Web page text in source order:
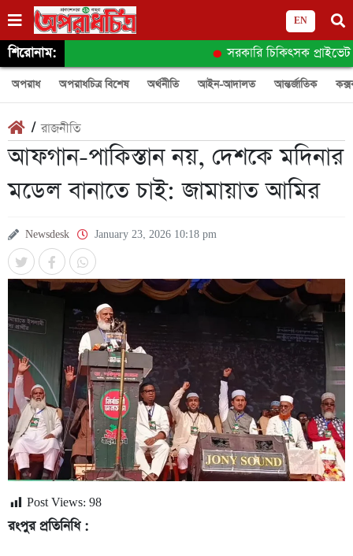
EN
শিরোনাম: সরকারি চিকিৎসক প্রাইভেট
অপরাধ অপরাধচিত্র বিশেষ অর্থনীতি আইন-আদালত আন্তর্জাতিক
/রাজনীতি
আফগান-পাকিস্তান নয়, দেশকে মদিনার
মডেল বানাতে চাই: জামায়াত আমির
Newsdesk January 23, 2026 10:18 pm
Post Views: 98
রংপুর প্রতিনিধি :